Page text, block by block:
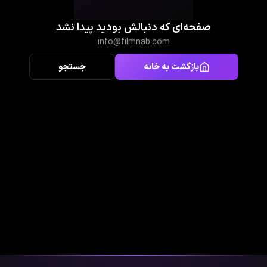
صفحه‌ای که دنبالش بودید پیدا نشد
info@filmnab.com
بازگشت به خانه جستجو